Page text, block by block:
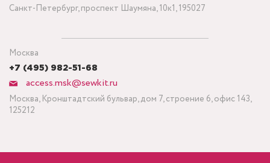
Санкт-Петербург, проспект Шаумяна, 10к1, 195027
Москва
+7 (495) 982-51-68
access.msk@sewkit.ru
Москва, Кронштадтский бульвар, дом 7, строение 6, офис 143,
125212